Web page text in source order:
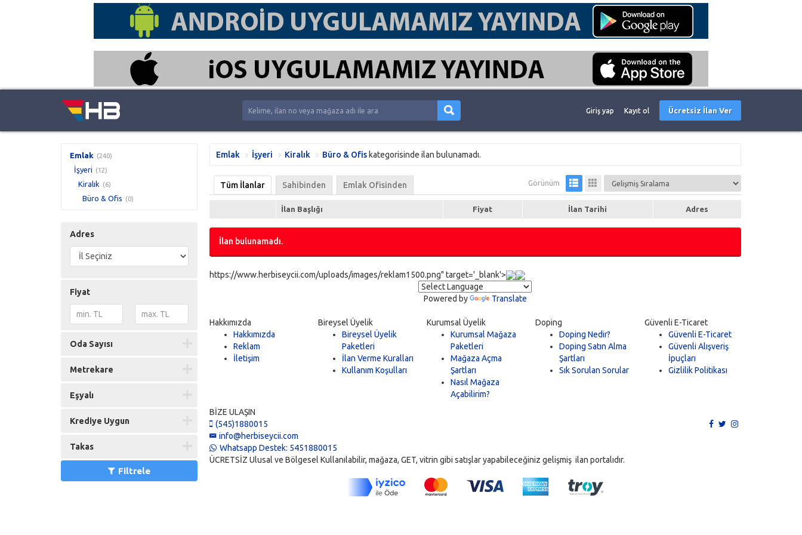
Giriş yap Kayıt ol Ücretsiz İlan Ver
Emlak (240)
İşyeri (12)
Kiralık (6)
Büro & Ofis (0)
Adres
Fiyat
Oda Sayısı
Metrekare
Eşyalı
Krediye Uygun
Takas
Filtrele
Emlak İşyeri Kiralık Büro & Ofis kategorisinde ilan bulunamadı.
Tüm İlanlar Sahibinden Emlak Ofisinden Görünüm
İlan Başlığı Fiyat İlan Tarihi Adres
İlan bulunamadı.
https://www.herbiseycii.com/uploads/images/reklam1500.png" target='_blank'>
Powered by Translate
Hakkımızda
Hakkımızda
Reklam
İletişim
Bireysel Üyelik
Bireysel Üyelik
Paketleri
İlan Verme Kuralları
Kullanım Koşulları
Kurumsal Üyelik
Kurumsal Mağaza
Paketleri
Mağaza Açma
Şartları
Nasıl Mağaza
Açabilirim?
Doping
Doping Nedir?
Doping Satın Alma
Şartları
Sık Sorulan Sorular
Güvenli E-Ticaret
Güvenli E-Ticaret
Güvenli Alışveriş
İpuçları
Gizlilik Politikası
BİZE ULAŞIN
(545)1880015
info@herbiseycii.com
Whatsapp Destek: 5451880015
ÜCRETSİZ Ulusal ve Bölgesel Kullanılabilir, mağaza, GET, vitrin gibi satışlar yapabileceğiniz gelişmiş ilan portalıdır.